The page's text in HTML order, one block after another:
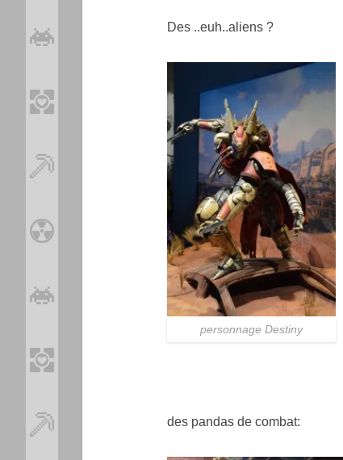
Des ..euh..aliens ?
personnage Destiny
des pandas de combat: